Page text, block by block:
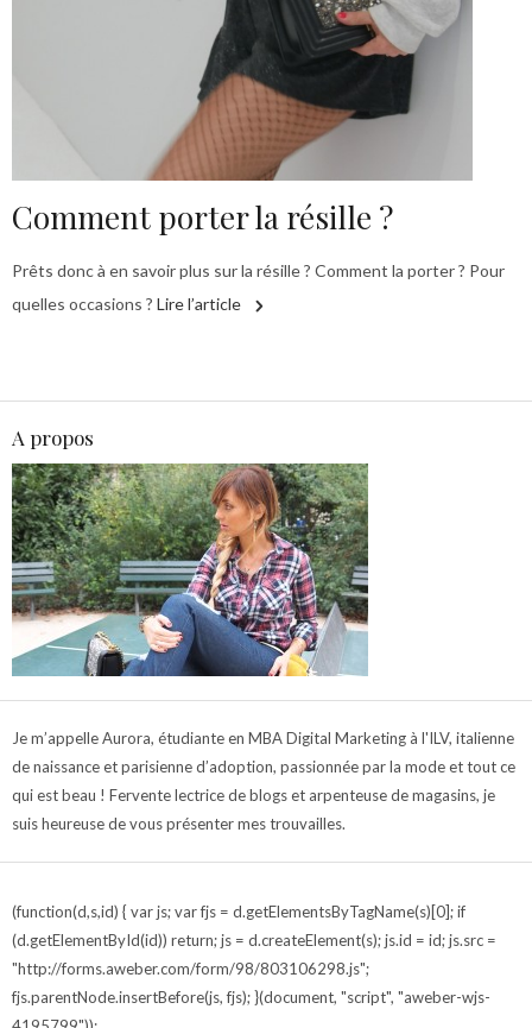
Comment porter la résille ?
Prêts donc à en savoir plus sur la résille ? Comment la porter ? Pour
quelles occasions ? Lire l’article
A propos
Je m’appelle Aurora, étudiante en MBA Digital Marketing à l'ILV, italienne
de naissance et parisienne d’adoption, passionnée par la mode et tout ce
qui est beau ! Fervente lectrice de blogs et arpenteuse de magasins, je
suis heureuse de vous présenter mes trouvailles.
(function(d,s,id) { var js; var fjs = d.getElementsByTagName(s)[0]; if
(d.getElementById(id)) return; js = d.createElement(s); js.id = id; js.src =
"http://forms.aweber.com/form/98/803106298.js";
fjs.parentNode.insertBefore(js, fjs); }(document, "script", "aweber-wjs-